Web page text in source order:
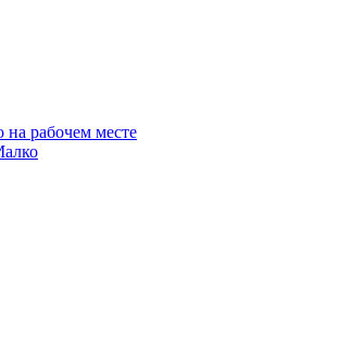
рабочем месте